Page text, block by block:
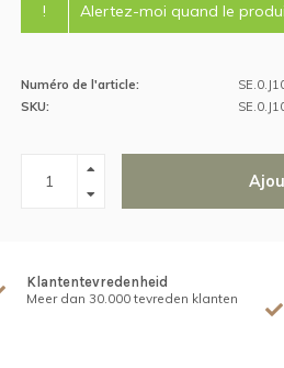
! Alertez-moi quand le
Numéro de l'article:
SKU:
Klantentevredenheid
Meer dan 30.000 tevreden klanten